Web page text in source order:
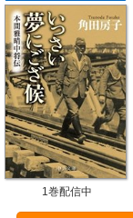
1巻配信中